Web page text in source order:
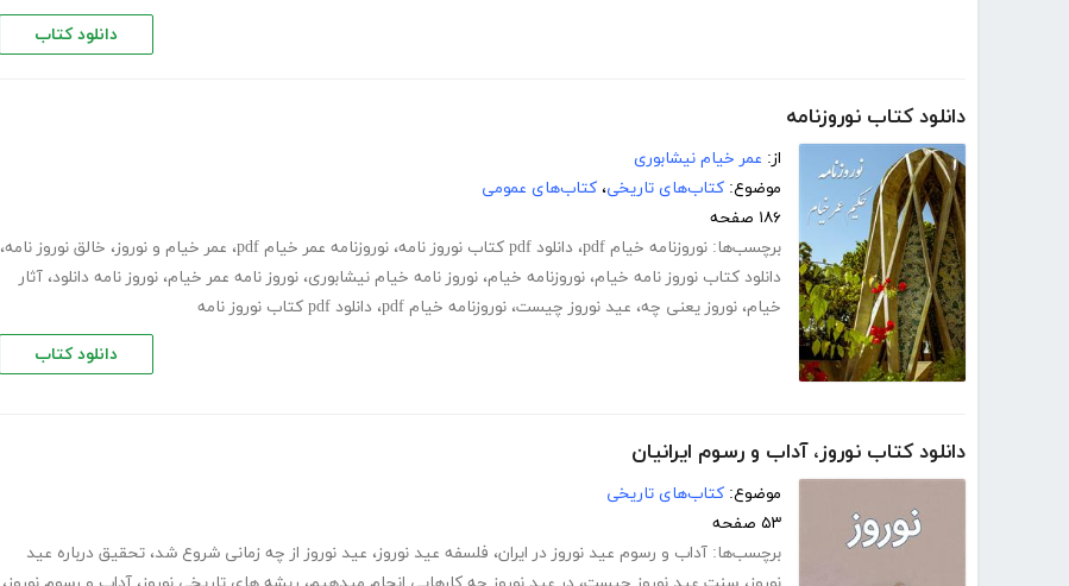
دانلود کتاب
دانلود کتاب نوروزنامه
از: عمر خیام نیشابوری
موضوع: کتاب‌های تاریخی، کتاب‌های عمومی
۱۸۶ صفحه
برچسب‌ها: نوروزنامه خیام pdf ، دانلود pdf کتاب نوروز نامه ، نوروزنامه عمر خیام pdf ، عمر خیام و نوروز، خالق نوروز نامه،
دانلود کتاب نوروز نامه خیام، نوروزنامه خیام، نوروز نامه خیام نیشابوری، نوروز نامه عمر خیام، نوروز نامه دانلود، آثار
خیام، نوروز یعنی چه، عید نوروز چیست، نوروزنامه خیام pdf ، دانلود pdf کتاب نوروز نامه
دانلود کتاب
دانلود کتاب نوروز، آداب و رسوم ایرانیان
موضوع: کتاب‌های تاریخی
۵۳ صفحه
برچسب‌ها: آداب و رسوم عید نوروز در ایران، فلسفه عید نوروز، عید نوروز از چه زمانی شروع شد، تحقیق درباره عید